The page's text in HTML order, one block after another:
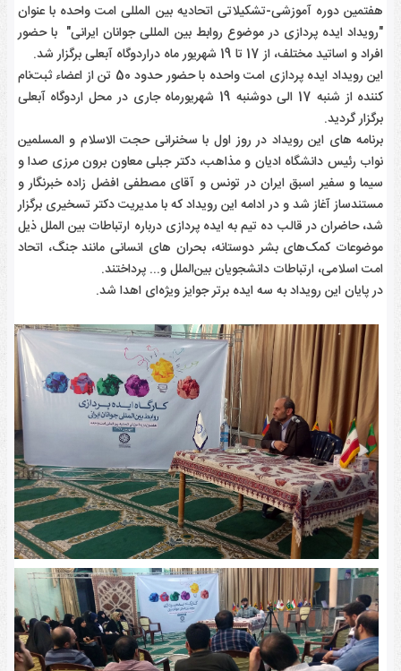
هفتمین دوره آموزشی-تشکیلاتی اتحادیه بین المللی امت واحده با عنوان
"رویداد ایده پردازی در موضوع روابط بین المللی جوانان ایرانی" با حضور
افراد و اساتید مختلف، از 17 تا 19 شهریور ماه دراردوگاه آبعلی برگزار شد
.
این رویداد ایده پردازی امت واحده با حضور حدود 50 تن از اعضاء ثبت‌نام
کننده از شنبه 17 الی دوشنبه 19 شهریورماه جاری در محل اردوگاه آبعلی
برگزار گردید.
برنامه های این رویداد در روز اول با سخنرانی حجت الاسلام و المسلمین
نواب رئیس دانشگاه ادیان و مذاهب، دکتر جبلی معاون برون مرزی صدا و
سیما و سفیر اسبق ایران در تونس و آقای مصطفی افضل زاده خبرنگار و
مستندساز آغاز شد و در ادامه این رویداد که با مدیریت دکتر تسخیری برگزار
شد، حاضران در قالب ده تیم به ایده پردازی درباره ارتباطات بین الملل ذیل
موضوعات کمک‌های بشر دوستانه، بحران های انسانی مانند جنگ، اتحاد
امت اسلامی، ارتباطات دانشجویان بین‌الملل و... پرداختند.
در پایان این رویداد به سه ایده برتر جوایز ویژه‌ای اهدا شد.